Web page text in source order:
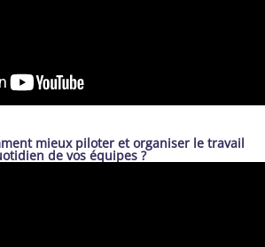
mieux piloter et organiser le travail
de vos équipes ?